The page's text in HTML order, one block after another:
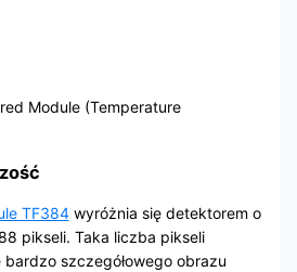
Module (Temperature
TF384wyróżnia się detektorem o
pikseli. Taka liczba pikseli
szczegółowego obrazu